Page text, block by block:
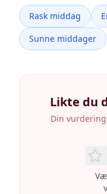
Rask middag
Sunne middager
Likte du
Din